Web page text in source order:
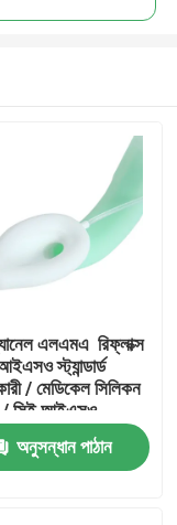
এলএমএ ️ রিফ্লাক্স
স্ট্যান্ডার্ড
/ মেডিকেল সিলিকন
/ সিই আইএসও
অনুসন্ধান পাঠান